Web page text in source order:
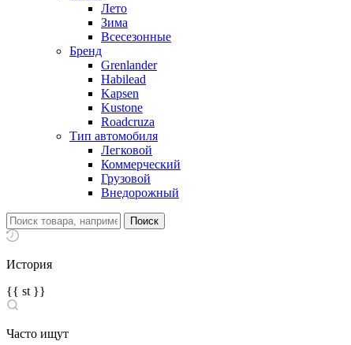
Лето
Зима
Всесезонные
Бренд
Grenlander
Habilead
Kapsen
Kustone
Roadcruza
Тип автомобиля
Легковой
Коммерческий
Грузовой
Внедорожный
История
{{ st }}
Часто ищут